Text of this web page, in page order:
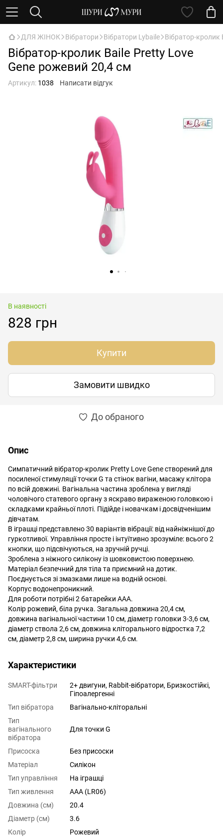
ДЛЯ ЖІНОК Вібратори Вібратори Lybaile Вібратор-
Вібратор-кролик Baile Pretty Love
Gene рожевий 20,4 см
Артикул: 1038 Написати відгук
В наявності
828 грн
Купити
Замовити швидко
До обраного
Опис
Симпатичний вібратор-кролик Pretty Love Gene створений для
посиленої стимуляції точки G та стінок вагіни, масажу клітора
по всій довжині. Вагінальна частина зроблена у вигляді
чоловічого статевого органу з яскраво вираженою головкою і
складками крайньої плоті. Підійде і новачкам і досвідченішим
дівчатам.
В іграшці представлено 30 варіантів вібрації: від найніжнішої до
гуркотливої. Управління просте і інтуїтивно зрозуміле: всього 2
кнопки, що підсвічуються, на зручній ручці.
Зроблена з ніжного силікону із шовковистою поверхнею.
Матеріал безпечний для тіла та приємний на дотик.
Поєднується зі змазками лише на водній основі.
Корпус водонепроникний.
Для роботи потрібні 2 батарейки ААА.
Колір рожевий, біла ручка. Загальна довжина 20,4 см,
довжина вагінальної частини 10 см, діаметр головки 3-3,6 см,
діаметр ствола 2,6 см, довжина кліторального відростка 7,2
см, діаметр 2,8 см, ширина ручки 4,6 см.
Характеристики
SMART-фільтри
2+ двигуни, Rabbit-вібратори, Бризкостійкі,
Гіпоалергенні
Тип вібратора
Вагінально-кліторальні
Тип
вагінального
вібратора
Для точки G
Присоска
Без присоски
Матеріал
Силікон
Тип управління
На іграшці
Тип живлення
AAA (LR06)
Довжина (см)
20.4
Діаметр (см)
3.6
Колір
Рожевий